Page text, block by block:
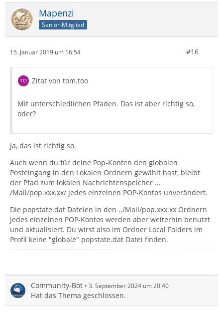
Mapenzi
Senior-Mitglied
15. Januar 2019 um 16:54 #16
Zitat von tom.too
Mit unterschiedlichen Pfaden. Das ist aber richtig so,
oder?
Ja, das ist richtig so.
Auch wenn du für deine Pop-Konten den globalen
Posteingang in den Lokalen Ordnern gewählt hast, bleibt
der Pfad zum lokalen Nachrichtenspeicher ...
/Mail/pop.xxx.xx/ jedes einzelnen POP-Kontos unverändert.
Die popstate.dat Dateien in den ../Mail/pop.xxx.xx Ordnern
jedes einzelnen POP-Kontos werden aber weiterhin benutzt
und aktualisiert. Du wirst also im Ordner Local Folders im
Profil keine "globale" popstate.dat Datei finden.
Community-Bot 3. September 2024 um 20:40
Hat das Thema geschlossen.